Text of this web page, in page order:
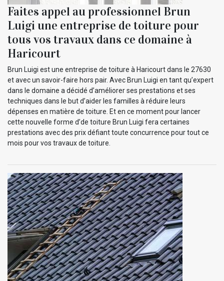
Faites appel au professionnel Brun
Luigi une entreprise de toiture pour
tous vos travaux dans ce domaine à
Haricourt
Brun Luigi est une entreprise de toiture à Haricourt dans le 27630
et avec un savoir-faire hors pair. Avec Brun Luigi en tant qu’expert
dans le domaine a décidé d’améliorer ses prestations et ses
techniques dans le but d’aider les familles à réduire leurs
dépenses en matière de toiture. Et en ce moment pour lancer
cette nouvelle forme d’de toiture Brun Luigi fera certaines
prestations avec des prix défiant toute concurrence pour tout ce
mois pour vos travaux de toiture.